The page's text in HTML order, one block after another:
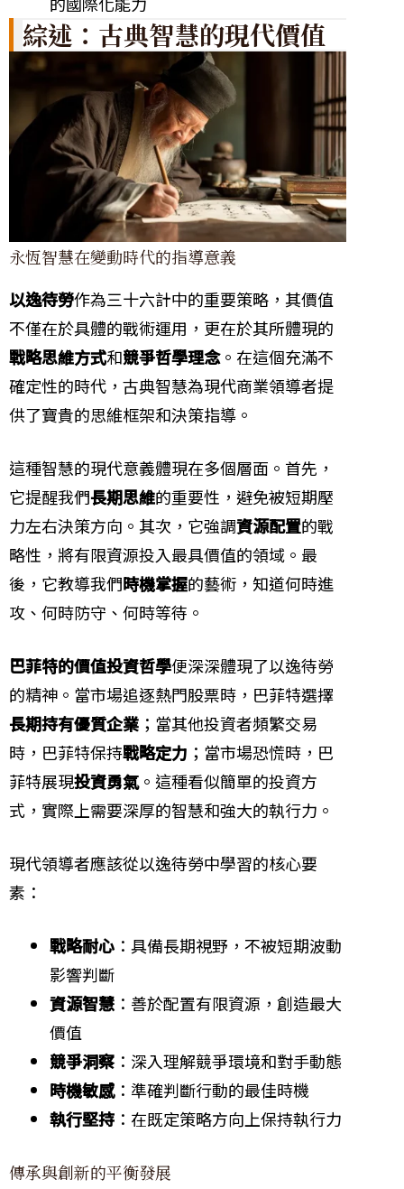
綜述：古典智慧的現代價值
永恆智慧在變動時代的指導意義
以逸待勞作為三十六計中的重要策略，其價值
不僅在於具體的戰術運用，更在於其所體現的
戰略思維方式和競爭哲學理念。在這個充滿不
確定性的時代，古典智慧為現代商業領導者提
供了寶貴的思維框架和決策指導。
這種智慧的現代意義體現在多個層面。首先，
它提醒我們長期思維的重要性，避免被短期壓
力左右決策方向。其次，它強調資源配置的戰
略性，將有限資源投入最具價值的領域。最
後，它教導我們時機掌握的藝術，知道何時進
攻、何時防守、何時等待。
巴菲特的價值投資哲學便深深體現了以逸待勞
的精神。當市場追逐熱門股票時，巴菲特選擇
長期持有優質企業 ；當其他投資者頻繁交易
時，巴菲特保持戰略定力 ；當市場恐慌時，巴
菲特展現投資勇氣。這種看似簡單的投資方
式，實際上需要深厚的智慧和強大的執行力。
現代領導者應該從以逸待勞中學習的核心要
素：
戰略耐心 ：具備長期視野，不被短期波動
影響判斷
資源智慧 ：善於配置有限資源，創造最大
價值
競爭洞察：深入理解競爭環境和對手動態
時機敏感：準確判斷行動的最佳時機
執行堅持 ：在既定策略方向上保持執行力
傳承與創新的平衡發展